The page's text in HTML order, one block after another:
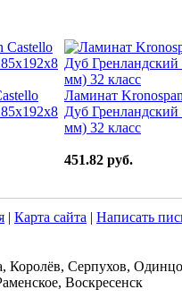
Ламинат
Дуб
мм) 32 класс
451.82 руб.
| Карта сайта | Написать
Королёв, Серпухов,
Воскресенск